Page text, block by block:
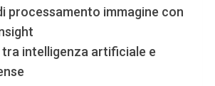
processamento immagine con
intelligenza artificiale e